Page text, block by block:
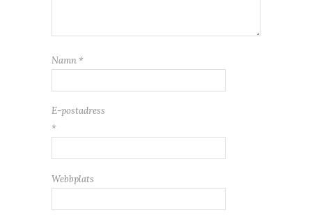
Namn *
E-postadress
*
Webbplats